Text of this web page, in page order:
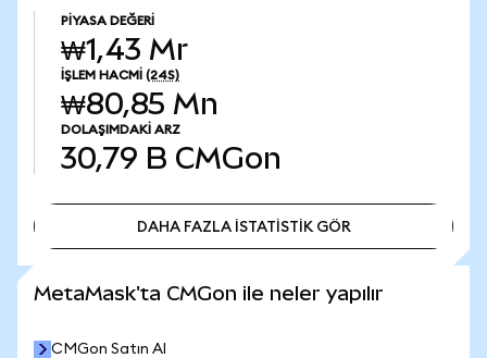
PIYASA DEĞERI
₩1,43 Mr
İŞLEM HACMI (24S)
₩80,85 Mn
DOLAŞIMDAKI ARZ
30,79 B CMGon
DAHA FAZLA İSTATİSTİK GÖR
MetaMask'ta CMGon ile neler yapılır
CMGon Satın Al